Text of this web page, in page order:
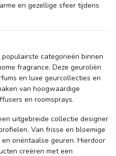
en gezellige sfeer tijdens
categorieën binnen
fragrance. Deze geuroliën
en luxe geurcollecties en
van hoogwaardige
en roomsprays.
uitgebreide collectie designer
Van frisse en bloemige
oriëntaalse geuren. Hierdoor
creëren met een